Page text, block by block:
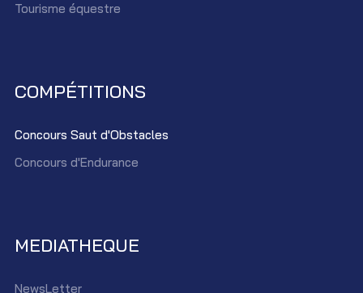
Tourisme équestre
COMPÉTITIONS
Concours Saut d'Obstacles
Concours d'Endurance
MEDIATHEQUE
NewsLetter